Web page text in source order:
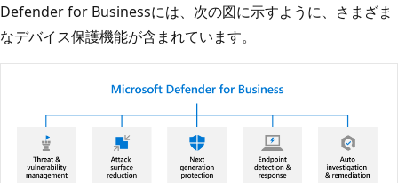
Defender for Businessには、次の図に示すように、さまざま
なデバイス保護機能が含まれています。